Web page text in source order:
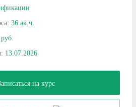
36 ак.ч.
13.07.2026
на курс